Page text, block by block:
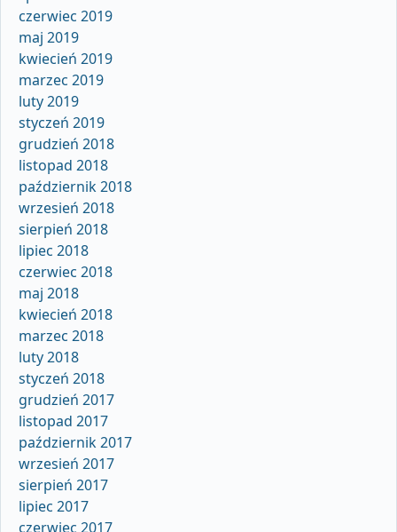
czerwiec 2019
maj 2019
kwiecień 2019
marzec 2019
luty 2019
styczeń 2019
grudzień 2018
listopad 2018
październik 2018
wrzesień 2018
sierpień 2018
lipiec 2018
czerwiec 2018
maj 2018
kwiecień 2018
marzec 2018
luty 2018
styczeń 2018
grudzień 2017
listopad 2017
październik 2017
wrzesień 2017
sierpień 2017
lipiec 2017
czerwiec 2017